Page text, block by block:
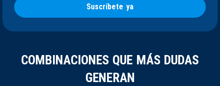
Suscríbete ya
COMBINACIONES QUE MÁS DUDAS
GENERAN